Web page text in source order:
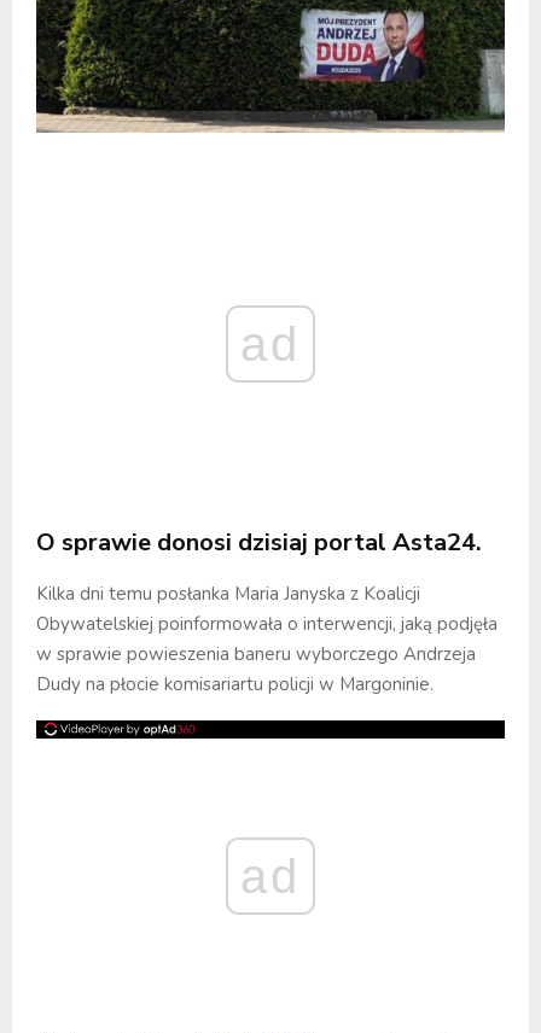
ad
O sprawie donosi dzisiaj portal Asta24.
Kilka dni temu posłanka Maria Janyska z Koalicji
Obywatelskiej poinformowała o interwencji, jaką podjęła
w sprawie powieszenia baneru wyborczego Andrzeja
Dudy na płocie komisariartu policji w Margoninie.
ad